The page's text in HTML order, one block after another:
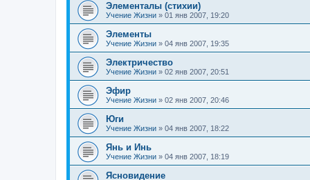
Элементалы (стихии)
Учение Жизни » 01 янв 2007, 19:20
Элементы
Учение Жизни » 04 янв 2007, 19:35
Электричество
Учение Жизни » 02 янв 2007, 20:51
Эфир
Учение Жизни » 02 янв 2007, 20:46
Юги
Учение Жизни » 04 янв 2007, 18:22
Янь и Инь
Учение Жизни » 04 янв 2007, 18:19
Ясновидение